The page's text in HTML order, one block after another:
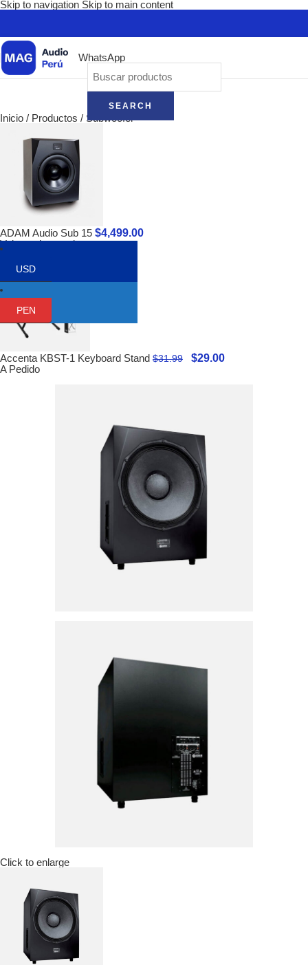
Skip to navigation Skip to main content
WhatsApp
SEARCH
Inicio / Productos / Subwoofer
ADAM Audio Sub 15 $4,499.00
Volver a los productos
Accenta KBST-1 Keyboard Stand $31.99 $29.00
A Pedido
Click to enlarge
USD
PEN